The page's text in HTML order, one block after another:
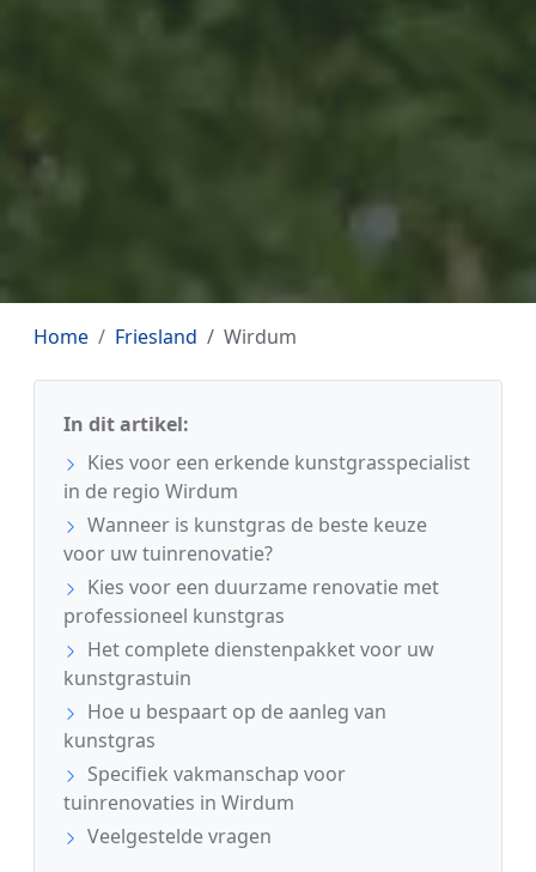
Home Friesland Wirdum
In dit artikel:
Kies voor een erkende kunstgrasspecialist
in de regio Wirdum
Wanneer is kunstgras de beste keuze
voor uw tuinrenovatie?
Kies voor een duurzame renovatie met
professioneel kunstgras
Het complete dienstenpakket voor uw
kunstgrastuin
Hoe u bespaart op de aanleg van
kunstgras
Specifiek vakmanschap voor
tuinrenovaties in Wirdum
Veelgestelde vragen